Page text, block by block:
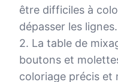
être difficiles à
dépasser les lignes.
2. La table de
boutons et
coloriage précis et